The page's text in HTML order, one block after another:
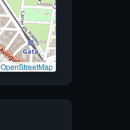
OpenStreetMap